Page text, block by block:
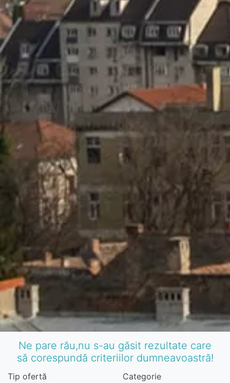
Ne pare rău,nu s-au găsit rezultate care
să corespundă criteriilor dumneavoastră!
Tip ofertă Categorie